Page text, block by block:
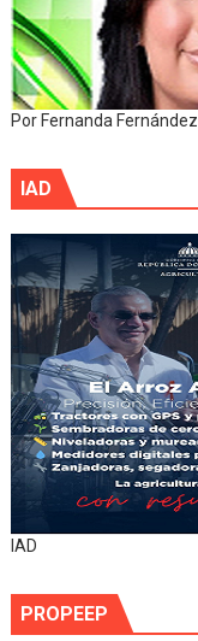
Por Fernanda Fernández
IAD
IAD
PROPEEP